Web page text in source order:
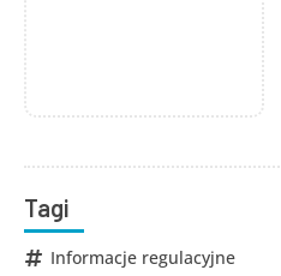
Tagi
Informacje regulacyjne